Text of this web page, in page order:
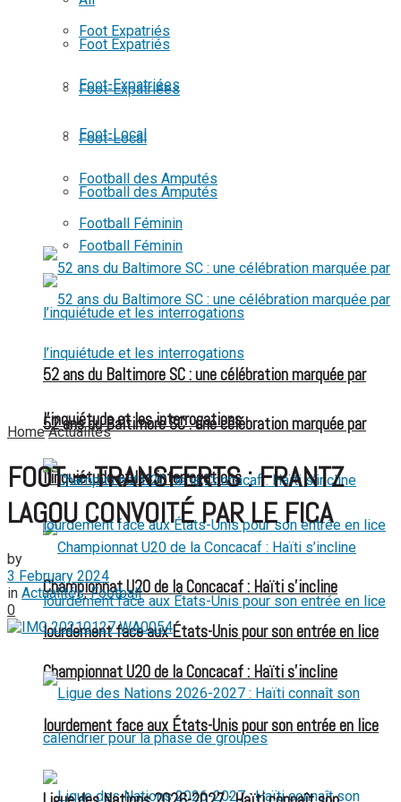
Foot Expatriés
Foot-Expatriées
Foot-Local
Football des Amputés
Football Féminin
52 ans du Baltimore SC : une célébration marquée par
l’inquiétude et les interrogations
Championnat U20 de la Concacaf : Haïti s’incline
lourdement face aux États-Unis pour son entrée en lice
Foot Expatriés
Foot-Expatriées
Foot-Local
Football des Amputés
Football Féminin
52 ans du Baltimore SC : une célébration marquée par
l’inquiétude et les interrogations
Championnat U20 de la Concacaf : Haïti s’incline
lourdement face aux États-Unis pour son entrée en lice
Home Actualités
FOOT – TRANSFERTS : FRANTZ
LAGOU CONVOITÉ PAR LE FICA
by
3 February 2024
in Actualités,Football
0